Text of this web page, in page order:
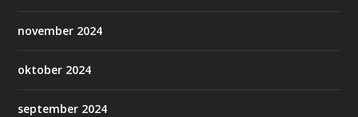
november 2024
oktober 2024
september 2024